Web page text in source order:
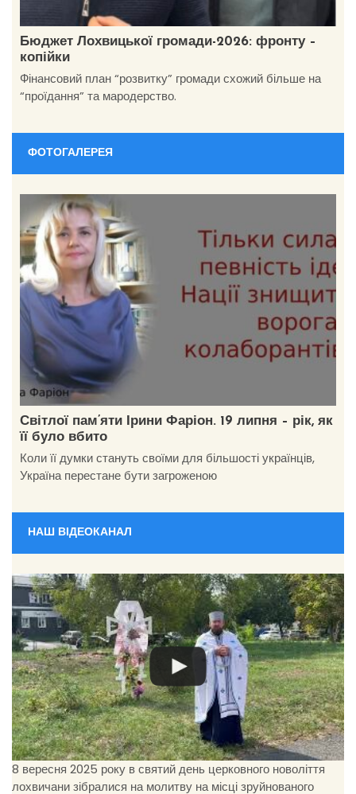
Бюджет Лохвицької громади-2026: фронту –
копійки
Фінансовий план “розвитку” громади схожий більше на
“проїдання” та мародерство.
ФОТОГАЛЕРЕЯ
Світлої пам’яти Ірини Фаріон. 19 липня – рік, як
її було вбито
Коли її думки стануть своїми для більшості українців,
Україна перестане бути загроженою
НАШ ВІДЕОКАНАЛ
8 вересня 2025 року в святий день церковного новоліття
лохвичани зібралися на молитву на місці зруйнованого